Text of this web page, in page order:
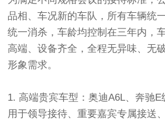
品相、车况新的车队，所有车辆统
统一消杀，车龄均控制在三年内，
高端、设备齐全，全程无异味、无
形象需求。
1. 高端贵宾车型：奥迪A6L、奔驰
用于领导接待、重要嘉宾专属接送